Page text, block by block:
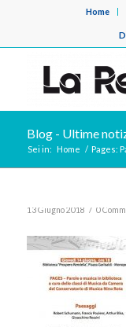
Home
Blog - Ultime
Sei in: Home / Pages:
13 Giugno 2018 / 0